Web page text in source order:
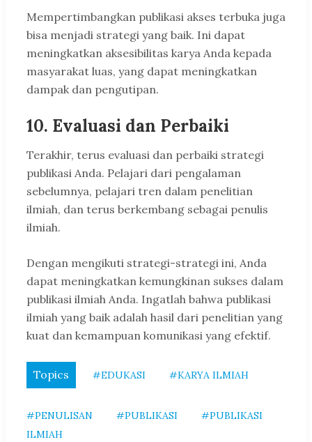
Mempertimbangkan publikasi akses terbuka juga
bisa menjadi strategi yang baik. Ini dapat
meningkatkan aksesibilitas karya Anda kepada
masyarakat luas, yang dapat meningkatkan
dampak dan pengutipan.
10. Evaluasi dan Perbaiki
Terakhir, terus evaluasi dan perbaiki strategi
publikasi Anda. Pelajari dari pengalaman
sebelumnya, pelajari tren dalam penelitian
ilmiah, dan terus berkembang sebagai penulis
ilmiah.
Dengan mengikuti strategi-strategi ini, Anda
dapat meningkatkan kemungkinan sukses dalam
publikasi ilmiah Anda. Ingatlah bahwa publikasi
ilmiah yang baik adalah hasil dari penelitian yang
kuat dan kemampuan komunikasi yang efektif.
Topics #EDUKASI #KARYA ILMIAH
#PENULISAN #PUBLIKASI
#PUBLIKASI
ILMIAH